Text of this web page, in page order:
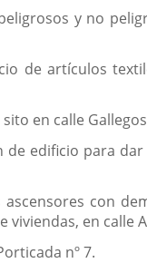
y no
de artículos
en calle Gallegos
edificio para
con
en calle
nº 7.